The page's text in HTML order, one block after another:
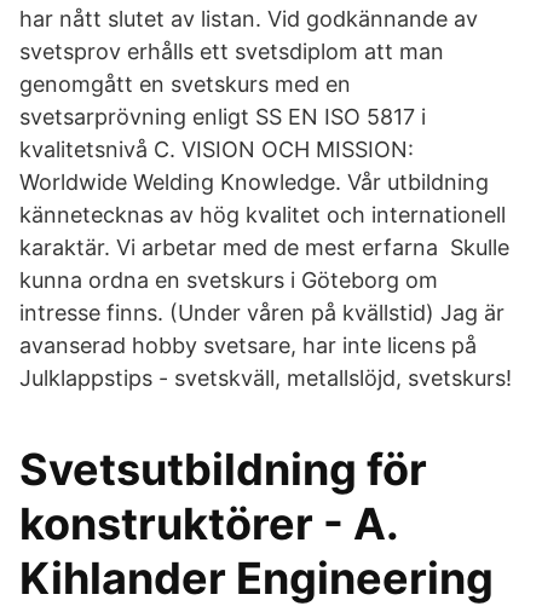
har nått slutet av listan. Vid godkännande av
svetsprov erhålls ett svetsdiplom att man
genomgått en svetskurs med en
svetsarprövning enligt SS EN ISO 5817 i
kvalitetsnivå C. VISION OCH MISSION:
Worldwide Welding Knowledge. Vår utbildning
kännetecknas av hög kvalitet och internationell
karaktär. Vi arbetar med de mest erfarna Skulle
kunna ordna en svetskurs i Göteborg om
intresse finns. (Under våren på kvällstid) Jag är
avanserad hobby svetsare, har inte licens på
Julklappstips - svetskväll, metallslöjd, svetskurs!
Svetsutbildning för
konstruktörer - A.
Kihlander Engineering